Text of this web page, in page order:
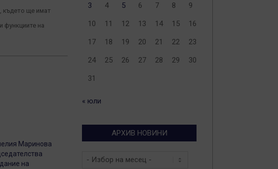
където ще имат
функциите на
Маринова
на
3 4 5 6 7 8 9
10 11 12 13 14 15 16
17 18 19 20 21 22 23
24 25 26 27 28 29 30
31
« юли
АРХИВ НОВИНИ
Архив